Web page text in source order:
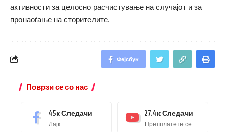
активности за целосно расчистување на случајот и за
пронаоѓање на сторителите.
Фејсбук
Поврзи се со нас
45кСледачи
Лајк
27.4кСледачи
Претплатете се